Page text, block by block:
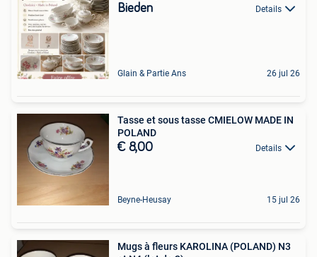
Bieden Details
Glain & Partie Ans 26 jul 26
Tasse et sous tasse CMIELOW MADE IN
POLAND
€ 8,00 Details
Beyne-Heusay 15 jul 26
Mugs à fleurs KAROLINA (POLAND) N3